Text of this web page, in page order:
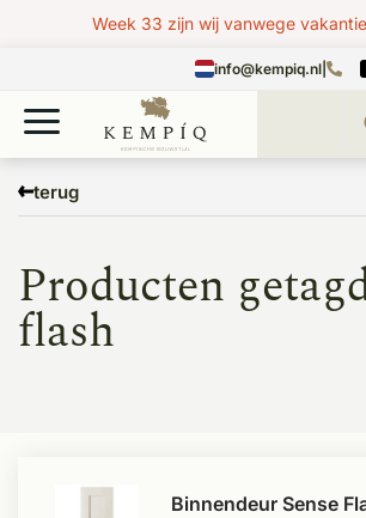
Week 33 zijn wij vanwege
info@kempiq.nl
terug
flash
Producten
flash
Binnendeur Sense